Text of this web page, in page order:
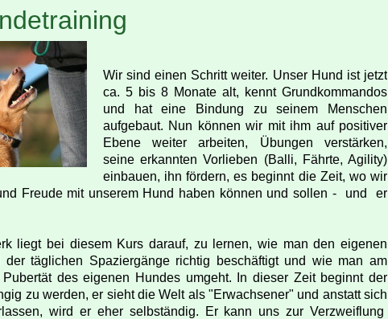
Wir sind einen Schritt weiter. Unser Hund ist jetzt
ca. 5 bis 8 Monate alt, kennt Grundkommandos
und hat eine Bindung zu seinem Menschen
aufgebaut. Nun können wir mit ihm auf positiver
Ebene weiter arbeiten, Übungen verstärken,
seine erkannten Vorlieben (Balli, Fährte, Agility)
einbauen, ihn fördern, es beginnt die Zeit, wo wir
Freude mit unserem Hund haben können und sollen - und er
liegt bei diesem Kurs darauf, zu lernen, wie man den eigenen
der täglichen Spaziergänge richtig beschäftigt und wie man am
des eigenen Hundes umgeht. In dieser Zeit beginnt der
zu werden, er sieht die Welt als "Erwachsener" und anstatt sich
wird er eher selbständig. Er kann uns zur Verzweiflung